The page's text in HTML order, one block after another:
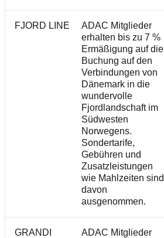
FJORD LINE
ADAC Mitglieder
erhalten bis zu 7 %
Ermäßigung auf die
Buchung auf den
Verbindungen von
Dänemark in die
wundervolle
Fjordlandschaft im
Südwesten
Norwegens.
Sondertarife,
Gebühren und
Zusatzleistungen
wie Mahlzeiten sind
davon
ausgenommen.
GRANDI
ADAC Mitglieder